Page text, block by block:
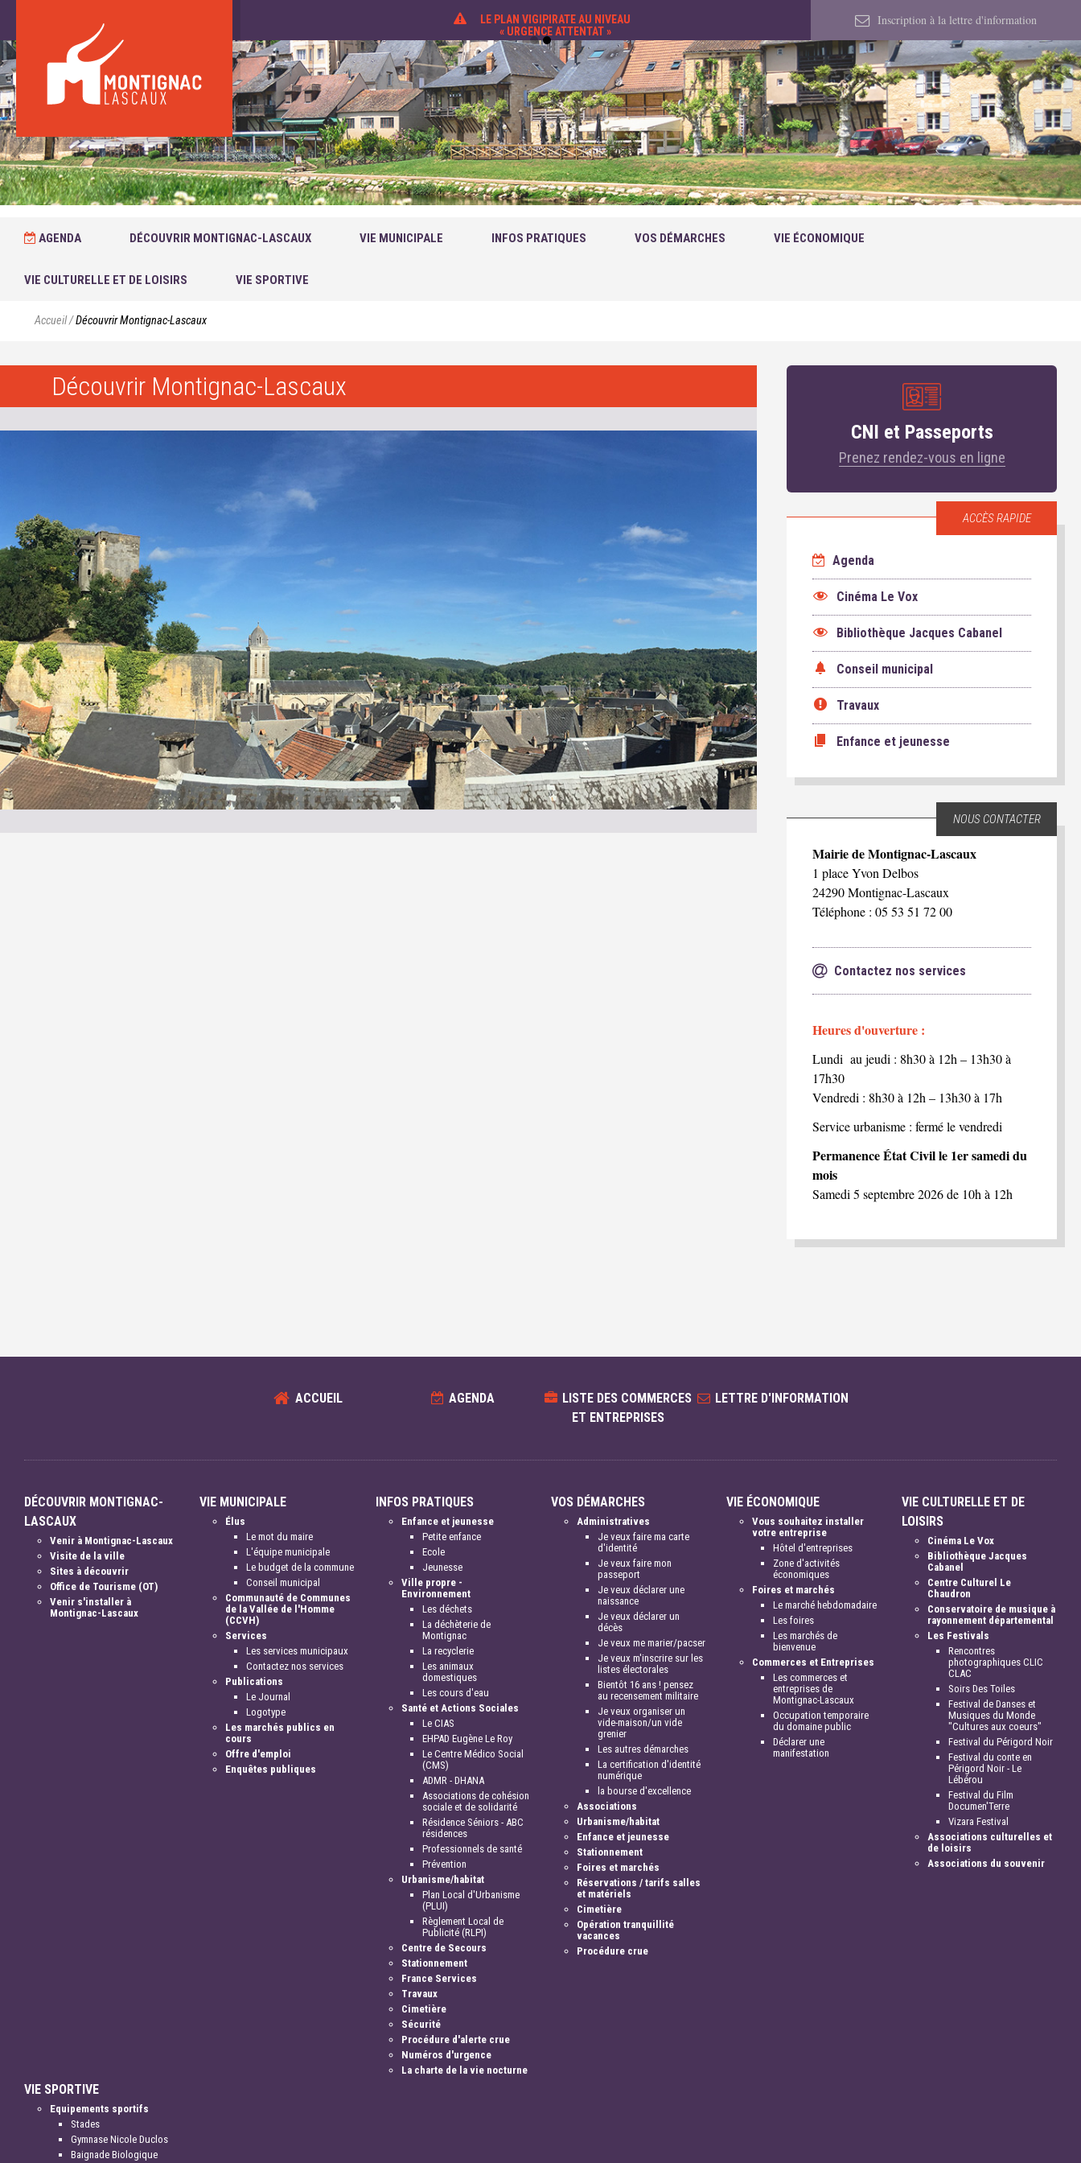
LE PLAN VIGIPIRATE AU NIVEAU
« URGENCE ATTENTAT »
Inscription à la lettre d'information
AGENDA DÉCOUVRIR MONTIGNAC-LASCAUX VIE MUNICIPALE INFOS PRATIQUES VOS DÉMARCHES VIE ÉCONOMIQUE
VIE CULTURELLE ET DE LOISIRS VIE SPORTIVE
Accueil/Découvrir Montignac-Lascaux
Découvrir Montignac-Lascaux
CNI et Passeports
Prenez rendez-vous en ligne
ACCÈS RAPIDE
Agenda
Cinéma Le Vox
Bibliothèque Jacques Cabanel
Conseil municipal
Travaux
Enfance et jeunesse
NOUS CONTACTER
Mairie de Montignac-Lascaux
1 place Yvon Delbos
24290 Montignac-Lascaux
Téléphone : 05 53 51 72 00
Contactez nos services
Heures d'ouverture :
Lundi au jeudi : 8h30 à 12h – 13h30 à
17h30
Vendredi : 8h30 à 12h – 13h30 à 17h
Service urbanisme : fermé le vendredi
Permanence État Civil le 1er samedi du
mois
Samedi 5 septembre 2026 de 10h à 12h
ACCUEIL AGENDA
LISTE DES COMMERCES
ET ENTREPRISES
LETTRE D'INFORMATION
DÉCOUVRIR MONTIGNAC-
LASCAUX
Venir à Montignac-Lascaux
Visite de la ville
Sites à découvrir
Office de Tourisme (OT)
Venir s'installer à
Montignac-Lascaux
VIE MUNICIPALE
Élus
Le mot du maire
L'équipe municipale
Le budget de la commune
Conseil municipal
Communauté de Communes
de la Vallée de l'Homme
(CCVH)
Services
Les services municipaux
Contactez nos services
Publications
Le Journal
Logotype
Les marchés publics en
cours
Offre d'emploi
Enquêtes publiques
INFOS PRATIQUES
Enfance et jeunesse
Petite enfance
Ecole
Jeunesse
Ville propre -
Environnement
Les déchets
La déchèterie de
Montignac
La recyclerie
Les animaux
domestiques
Les cours d'eau
Santé et Actions Sociales
Le CIAS
EHPAD Eugène Le Roy
Le Centre Médico Social
(CMS)
ADMR - DHANA
Associations de cohésion
sociale et de solidarité
Résidence Séniors - ABC
résidences
Professionnels de santé
Prévention
Urbanisme/habitat
Plan Local d'Urbanisme
(PLUI)
Règlement Local de
Publicité (RLPI)
Centre de Secours
Stationnement
France Services
Travaux
Cimetière
Sécurité
Procédure d'alerte crue
Numéros d'urgence
La charte de la vie nocturne
VOS DÉMARCHES
Administratives
Je veux faire ma carte
d'identité
Je veux faire mon
passeport
Je veux déclarer une
naissance
Je veux déclarer un
décès
Je veux me marier/pacser
Je veux m'inscrire sur les
listes électorales
Bientôt 16 ans ! pensez
au recensement militaire
Je veux organiser un
vide-maison/un vide
grenier
Les autres démarches
La certification d'identité
numérique
la bourse d'excellence
Associations
Urbanisme/habitat
Enfance et jeunesse
Stationnement
Foires et marchés
Réservations / tarifs salles
et matériels
Cimetière
Opération tranquillité
vacances
Procédure crue
VIE ÉCONOMIQUE
Vous souhaitez installer
votre entreprise
Hôtel d'entreprises
Zone d'activités
économiques
Foires et marchés
Le marché hebdomadaire
Les foires
Les marchés de
bienvenue
Commerces et Entreprises
Les commerces et
entreprises de
Montignac-Lascaux
Occupation temporaire
du domaine public
Déclarer une
manifestation
VIE CULTURELLE ET DE
LOISIRS
Cinéma Le Vox
Bibliothèque Jacques
Cabanel
Centre Culturel Le
Chaudron
Conservatoire de musique à
rayonnement départemental
Les Festivals
Rencontres
photographiques CLIC
CLAC
Soirs Des Toiles
Festival de Danses et
Musiques du Monde
"Cultures aux coeurs"
Festival du Périgord Noir
Festival du conte en
Périgord Noir - Le
Lébérou
Festival du Film
Documen'Terre
Vizara Festival
Associations culturelles et
de loisirs
Associations du souvenir
VIE SPORTIVE
Equipements sportifs
Stades
Gymnase Nicole Duclos
Baignade Biologique